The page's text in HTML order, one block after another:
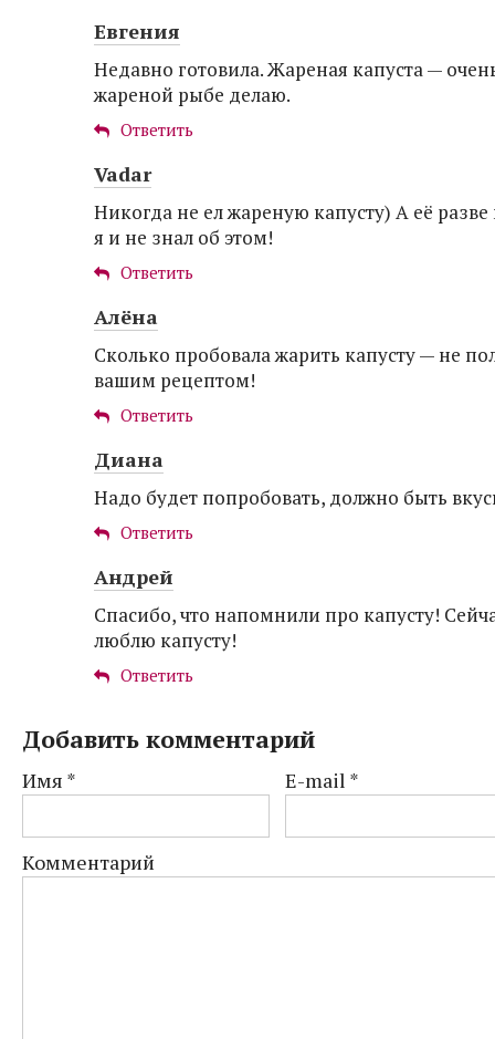
Евгения
Недавно готовила. Жареная капуста —
жареной рыбе делаю.
Ответить
Vadar
Никогда не ел жареную капусту) А её
я и не знал об этом!
Ответить
Алёна
Сколько пробовала жарить капусту — не
вашим рецептом!
Ответить
Диана
Надо будет попробовать, должно быть
Ответить
Андрей
Спасибо, что напомнили про капусту!
люблю капусту!
Ответить
Добавить комментарий
Имя * E-mail *
Комментарий